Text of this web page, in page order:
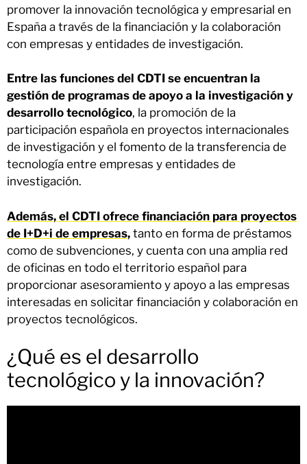
promover la innovación tecnológica y empresarial en
España a través de la financiación y la colaboración
con empresas y entidades de investigación.
Entre las funciones del CDTI se encuentran la
gestión de programas de apoyo a la investigación y
desarrollo tecnológico, la promoción de la
participación española en proyectos internacionales
de investigación y el fomento de la transferencia de
tecnología entre empresas y entidades de
investigación.
Además, el CDTI ofrece financiación para proyectos
de I+D+i de empresas, tanto en forma de préstamos
como de subvenciones, y cuenta con una amplia red
de oficinas en todo el territorio español para
proporcionar asesoramiento y apoyo a las empresas
interesadas en solicitar financiación y colaboración en
proyectos tecnológicos.
¿Qué es el desarrollo
tecnológico y la innovación?